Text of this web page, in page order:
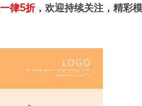
一律5折，欢迎持续关注，精彩